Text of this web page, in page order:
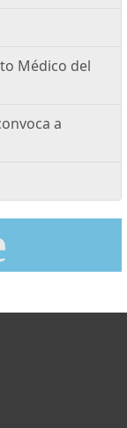
Médico del
a